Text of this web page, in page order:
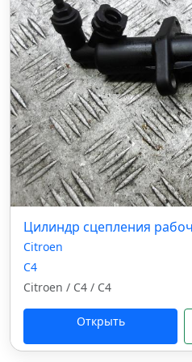
Цилиндр сцепления
Citroen
C4
Citroen / C4 / C4
Открыть